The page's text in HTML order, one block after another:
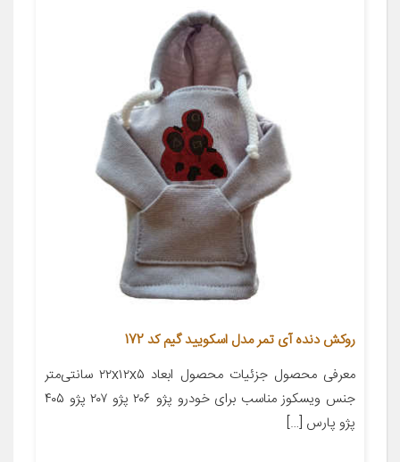
روکش دنده آی تمر مدل اسکویید گیم کد 172
معرفی محصول جزئیات محصول ابعاد ۲۲x۱۲x۵ سانتی‌متر
جنس ویسکوز مناسب برای خودرو پژو ۲۰۶ پژو ۲۰۷ پژو ۴۰۵
پژو پارس […]